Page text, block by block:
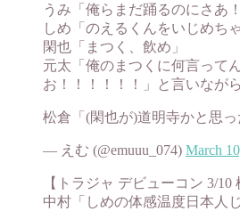
うみ「俺らまだ踊るのにさあ！
しめ「のえるくんをいじめち
閑也「まつく、飲め」
元太「俺のまつくに何言って
お！！！！！！」と言いなが
松倉「(閑也が)道明寺かと思っ
— えむ (@emuuu_074) March
【トラジャ デビューコン 3/10
中村「しめの体感温度日本人